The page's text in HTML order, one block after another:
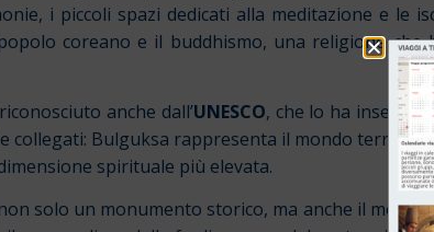
i piccoli spazi dedicati alla meditazione e le
coreano e il buddhismo, una religione
anche dall’UNESCO, che lo ha inserito
collegati: Bulguksa rappresenta il mondo terreno
spirituale più elevata.
solo un monumento storico, ma anche il modo